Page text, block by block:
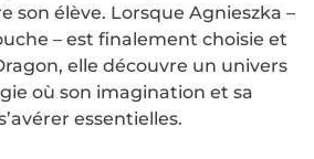
son élève. Lorsque Agnieszka –
– est finalement choisie et
elle découvre un univers
où son imagination et sa
essentielles.